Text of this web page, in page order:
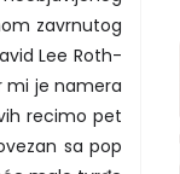
zavrnutog
Lee Roth-
mi je namera
recimo pet
sa pop